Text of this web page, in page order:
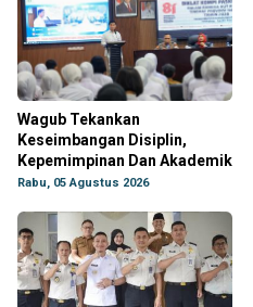
Wagub Tekankan
Keseimbangan Disiplin,
Kepemimpinan Dan Akademik
Rabu, 05 Agustus 2026